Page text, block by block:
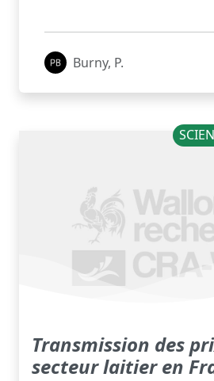
Burny, P.
Transmission des
secteur laitier en